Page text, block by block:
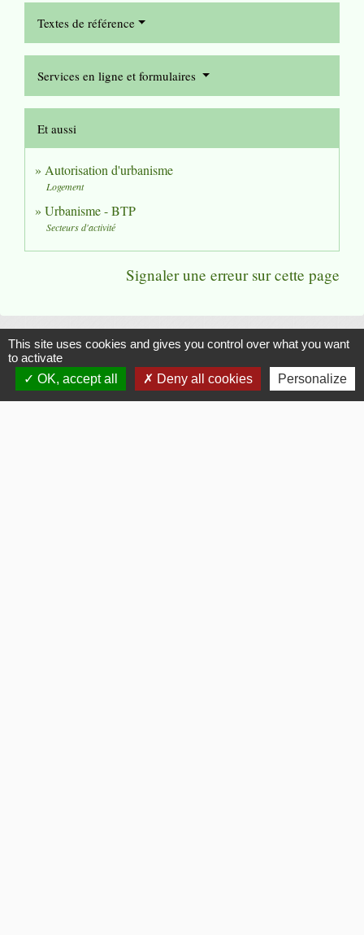
Textes de référence
Services en ligne et formulaires
Et aussi
Autorisation d'urbanisme
Logement
Urbanisme - BTP
Secteurs d'activité
Signaler une erreur sur cette page
Flash Infos
chevron_left chevron_right
This site uses cookies and gives you control over what you want
to activate
OK, accept all
Deny all cookies Personalize